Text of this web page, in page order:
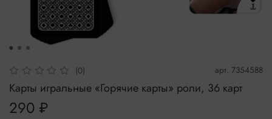
(0) арт. 7354588
Карты игральные «Горячие карты» роли, 36 карт
290 ₽